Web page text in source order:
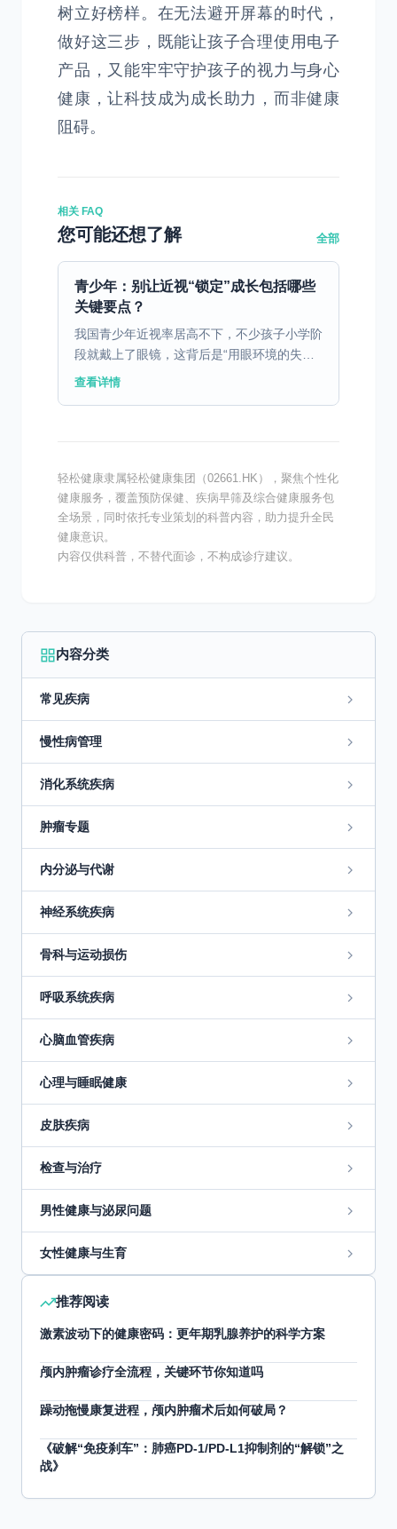
树立好榜样。在无法避开屏幕的时代，
做好这三步，既能让孩子合理使用电子
产品，又能牢牢守护孩子的视力与身心
健康，让科技成为成长助力，而非健康
阻碍。
相关 FAQ
您可能还想了解 全部
青少年：别让近视“锁定”成长包括哪些
关键要点？
我国青少年近视率居高不下，不少孩子小学阶
段就戴上了眼镜，这背后是“用眼环境的失
衡”：教室照明不合格、书桌高度与身高不匹
查看详情
轻松健康隶属轻松健康集团（02661.HK），聚焦个性化
健康服务，覆盖预防保健、疾病早筛及综合健康服务包
全场景，同时依托专业策划的科普内容，助力提升全民
健康意识。
内容仅供科普，不替代面诊，不构成诊疗建议。
内容分类
常见疾病
慢性病管理
消化系统疾病
肿瘤专题
内分泌与代谢
神经系统疾病
骨科与运动损伤
呼吸系统疾病
心脑血管疾病
心理与睡眠健康
皮肤疾病
检查与治疗
男性健康与泌尿问题
女性健康与生育
推荐阅读
激素波动下的健康密码：更年期乳腺养护的科学方案
颅内肿瘤诊疗全流程，关键环节你知道吗
躁动拖慢康复进程，颅内肿瘤术后如何破局？
《破解“免疫刹车”：肺癌PD-1/PD-L1抑制剂的“解锁”之
战》